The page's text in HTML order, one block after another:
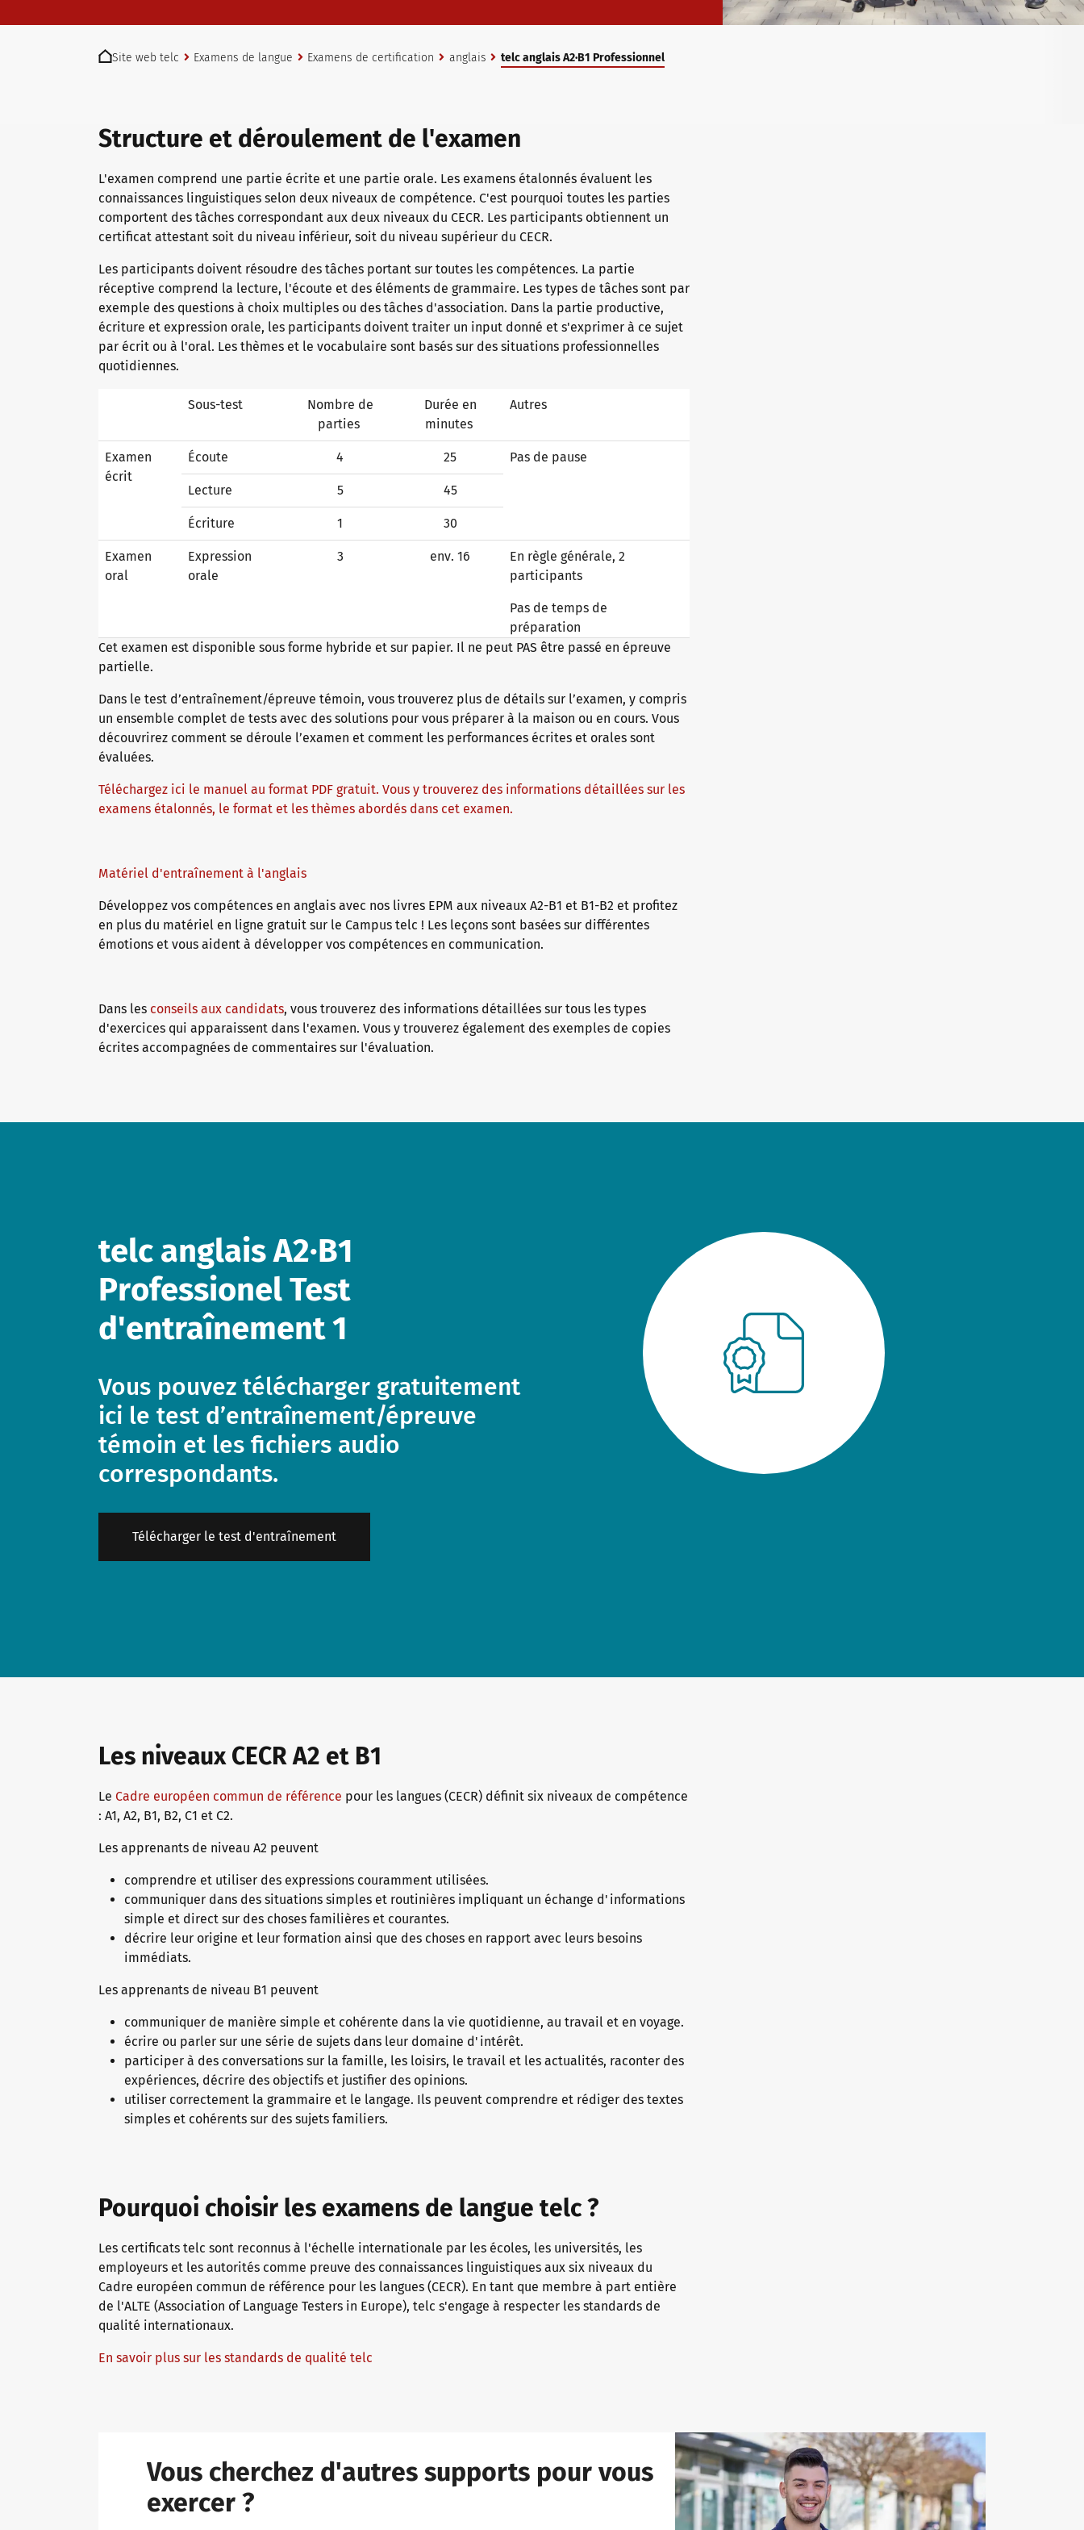
Examens telc à Bad Homburg
Test de placement
Informations pour les centres d'examen
Certificats telc DIGITAL
Pourquoi les certificats telc ?
Vérification des certificats telc
Examens de langue : assistance et FAQ
Allemand pour l’intégration
Allemand langue générale
Allemand professionnel
Apprentissage de l’allemand avec les manuels telc
Allemand pour l’université
Zone de téléchargement
Dossiers d’information
Offres de formation
Formations continues : Enseignement
Qualifications : évaluer et examiner
Événements en interne
ZQ BSK
Phases de qualification
Formats de formation
Nous sommes telc
L'avenir parle telc
telc dans la presse
Actualités telc
Rencontrez telc
Offres d’emploi
Salles de conférence à Bad Homburg
boutique Campusformation Community
Site web telc
Examens de langue Examens de certification anglais telc anglais A2∙B1 Professionnel
Structure et déroulement de l'examen
L'examen comprend une partie écrite et une partie orale. Les examens étalonnés évaluent les
connaissances linguistiques selon deux niveaux de compétence. C'est pourquoi toutes les parties
comportent des tâches correspondant aux deux niveaux du CECR. Les participants obtiennent un
certificat attestant soit du niveau inférieur, soit du niveau supérieur du CECR.
Les participants doivent résoudre des tâches portant sur toutes les compétences. La partie
réceptive comprend la lecture, l'écoute et des éléments de grammaire. Les types de tâches sont par
exemple des questions à choix multiples ou des tâches d'association. Dans la partie productive,
écriture et expression orale, les participants doivent traiter un input donné et s'exprimer à ce sujet
par écrit ou à l'oral. Les thèmes et le vocabulaire sont basés sur des situations professionnelles
quotidiennes.
Sous-test
Nombre de
parties
Durée en
minutes
Autres
Examen
écrit
Écoute 4 25 Pas de pause
Lecture 5 45
Écriture 1 30
Examen
oral
Expression
orale
3 env. 16
En règle générale, 2
participants
Pas de temps de
préparation
Cet examen est disponible sous forme hybride et sur papier. Il ne peut PAS être passé en épreuve
partielle.
Dans le test d’entraînement/épreuve témoin, vous trouverez plus de détails sur l’examen, y compris
un ensemble complet de tests avec des solutions pour vous préparer à la maison ou en cours. Vous
découvrirez comment se déroule l’examen et comment les performances écrites et orales sont
évaluées.
Téléchargez ici le manuel au format PDF gratuit. Vous y trouverez des informations détaillées sur les
examens étalonnés, le format et les thèmes abordés dans cet examen.
Matériel d'entraînement à l'anglais
Développez vos compétences en anglais avec nos livres EPM aux niveaux A2-B1 et B1-B2 et profitez
en plus du matériel en ligne gratuit sur le Campus telc ! Les leçons sont basées sur différentes
émotions et vous aident à développer vos compétences en communication.
Dans les conseils aux candidats, vous trouverez des informations détaillées sur tous les types
d'exercices qui apparaissent dans l'examen. Vous y trouverez également des exemples de copies
écrites accompagnées de commentaires sur l'évaluation.
telc anglais A2∙B1
Professionel Test
d'entraînement 1
Vous pouvez télécharger gratuitement
ici le test d’entraînement/épreuve
témoin et les fichiers audio
correspondants.
Télécharger le test d'entraînement
Les niveaux CECR A2 et B1
Le Cadre européen commun de référence pour les langues (CECR) définit six niveaux de compétence
: A1, A2, B1, B2, C1 et C2.
Les apprenants de niveau A2 peuvent
comprendre et utiliser des expressions couramment utilisées.
communiquer dans des situations simples et routinières impliquant un échange d'informations
simple et direct sur des choses familières et courantes.
décrire leur origine et leur formation ainsi que des choses en rapport avec leurs besoins
immédiats.
Les apprenants de niveau B1 peuvent
communiquer de manière simple et cohérente dans la vie quotidienne, au travail et en voyage.
écrire ou parler sur une série de sujets dans leur domaine d'intérêt.
participer à des conversations sur la famille, les loisirs, le travail et les actualités, raconter des
expériences, décrire des objectifs et justifier des opinions.
utiliser correctement la grammaire et le langage. Ils peuvent comprendre et rédiger des textes
simples et cohérents sur des sujets familiers.
Pourquoi choisir les examens de langue telc ?
Les certificats telc sont reconnus à l'échelle internationale par les écoles, les universités, les
employeurs et les autorités comme preuve des connaissances linguistiques aux six niveaux du
Cadre européen commun de référence pour les langues (CECR). En tant que membre à part entière
de l'ALTE (Association of Language Testers in Europe), telc s'engage à respecter les standards de
qualité internationaux.
En savoir plus sur les standards de qualité telc
Vous cherchez d'autres supports pour vous
exercer ?